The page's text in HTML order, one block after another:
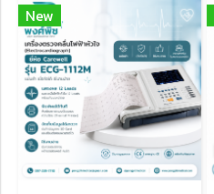
New